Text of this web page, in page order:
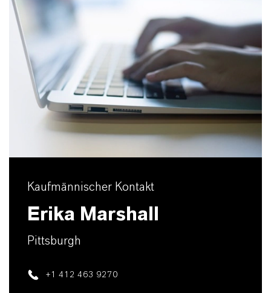
Kaufmännischer Kontakt
Erika Marshall
Pittsburgh
+1 412 463 9270